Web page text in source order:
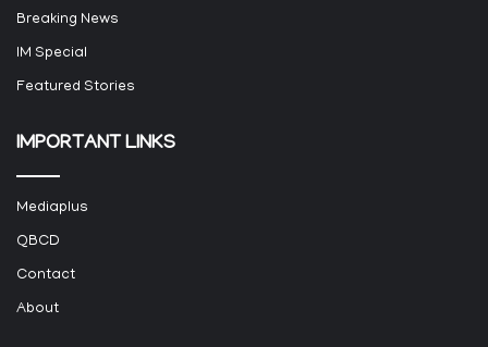
Breaking News
IM Special
Featured Stories
IMPORTANT LINKS
Mediaplus
QBCD
Contact
About